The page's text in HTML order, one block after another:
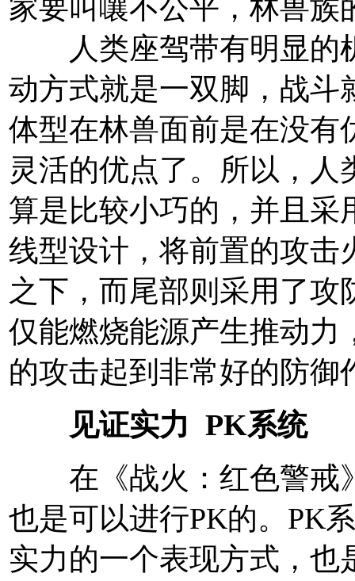
家要叫嚷不公平，林兽族
人类座驾带有明显的
动方式就是一双脚，战斗
体型在林兽面前是在没有
灵活的优点了。所以，
算是比较小巧的，并且采
线型设计，将前置的攻击
之下，而尾部则采用了
仅能燃烧能源产生推动力
的攻击起到非常好的防御
见证实力 PK系统
在《战火：红色警戒
也是可以进行PK的。PK
实力的一个表现方式，也